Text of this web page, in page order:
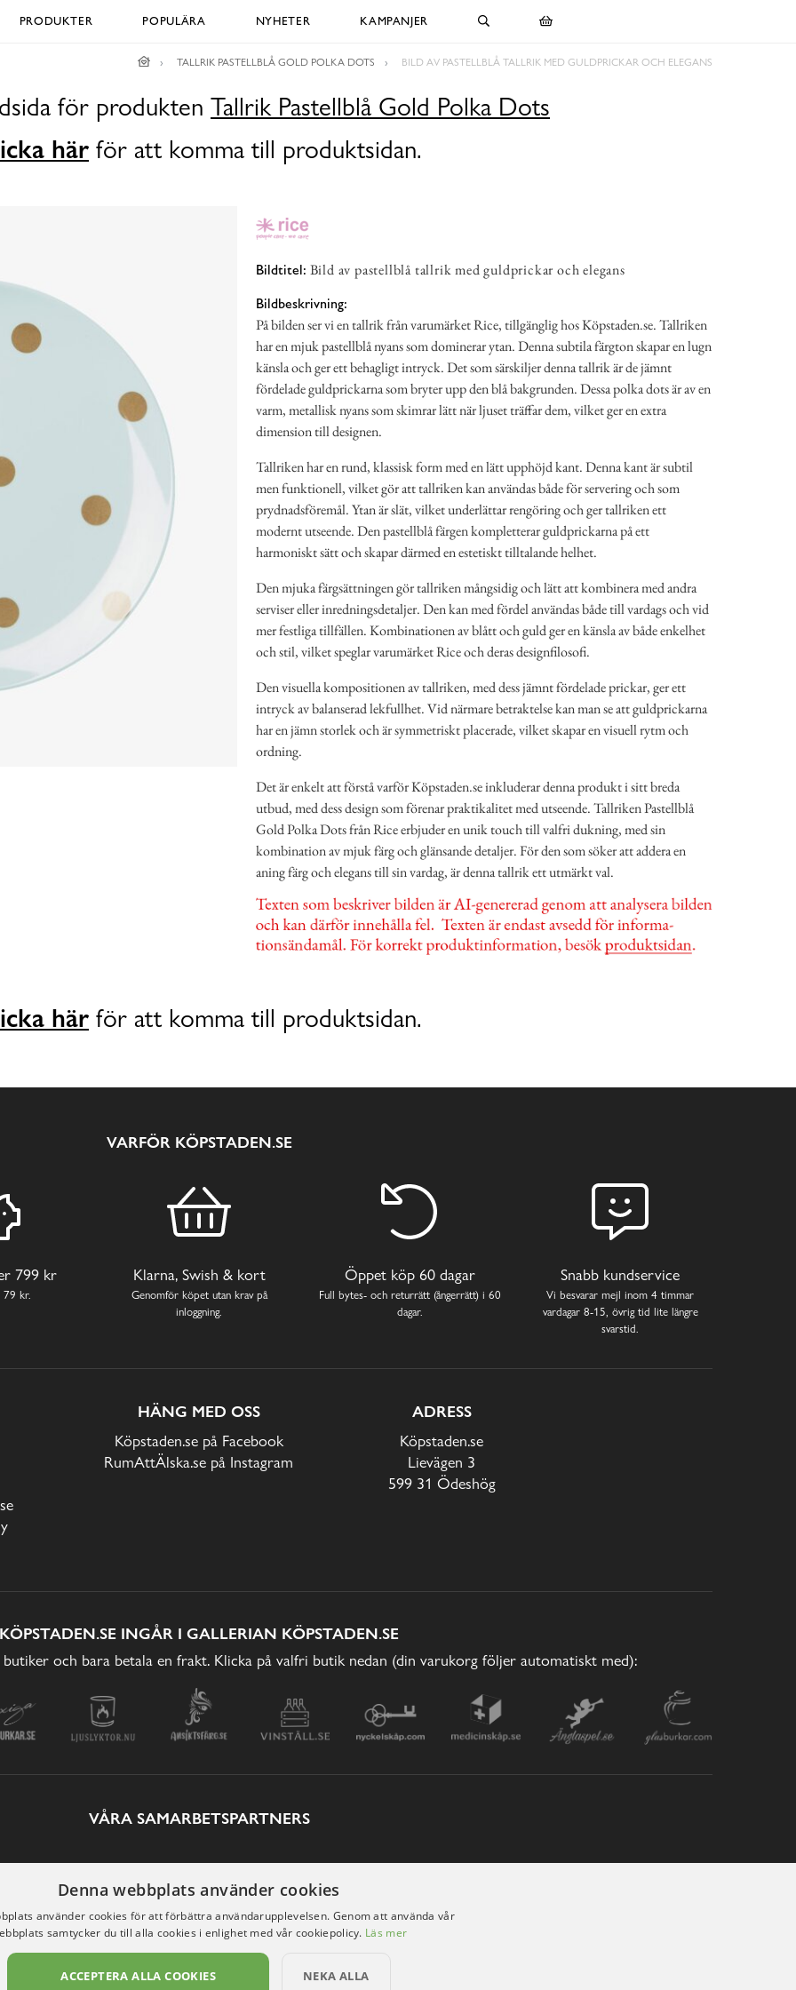
PRODUKTER POPULÄRA NYHETER KAMPANJER
TALLRIK PASTELLBLÅ GOLD POLKA DOTS BILD AV PASTELLBLÅ TALLRIK MED GULDPRICKAR OCH ELEGANS
för produkten Tallrik Pastellblå Gold Polka Dots
här för att komma till produktsidan.
Bildtitel: Bild av pastellblå tallrik med guldprickar och elegans
Bildbeskrivning:
På bilden ser vi en tallrik från varumärket Rice, tillgänglig hos Köpstaden.se. Tallriken
har en mjuk pastellblå nyans som dominerar ytan. Denna subtila färgton skapar en lugn
känsla och ger ett behagligt intryck. Det som särskiljer denna tallrik är de jämnt
fördelade guldprickarna som bryter upp den blå bakgrunden. Dessa polka dots är av en
varm, metallisk nyans som skimrar lätt när ljuset träffar dem, vilket ger en extra
dimension till designen.
Tallriken har en rund, klassisk form med en lätt upphöjd kant. Denna kant är subtil
men funktionell, vilket gör att tallriken kan användas både för servering och som
prydnadsföremål. Ytan är slät, vilket underlättar rengöring och ger tallriken ett
modernt utseende. Den pastellblå färgen kompletterar guldprickarna på ett
harmoniskt sätt och skapar därmed en estetiskt tilltalande helhet.
Den mjuka färgsättningen gör tallriken mångsidig och lätt att kombinera med andra
serviser eller inredningsdetaljer. Den kan med fördel användas både till vardags och vid
mer festliga tillfällen. Kombinationen av blått och guld ger en känsla av både enkelhet
och stil, vilket speglar varumärket Rice och deras designfilosofi.
Den visuella kompositionen av tallriken, med dess jämnt fördelade prickar, ger ett
intryck av balanserad lekfullhet. Vid närmare betraktelse kan man se att guldprickarna
har en jämn storlek och är symmetriskt placerade, vilket skapar en visuell rytm och
ordning.
Det är enkelt att förstå varför Köpstaden.se inkluderar denna produkt i sitt breda
utbud, med dess design som förenar praktikalitet med utseende. Tallriken Pastellblå
Gold Polka Dots från Rice erbjuder en unik touch till valfri dukning, med sin
kombination av mjuk färg och glänsande detaljer. För den som söker att addera en
aning färg och elegans till sin vardag, är denna tallrik ett utmärkt val.
här för att komma till produktsidan.
VARFÖR KÖPSTADEN.SE
799 kr
79 kr.
Klarna, Swish & kort
Genomför köpet utan krav på
inloggning.
Öppet köp 60 dagar
Full bytes- och returrätt (ångerrätt) i 60
dagar.
Snabb kundservice
Vi besvarar mejl inom 4 timmar
vardagar 8-15, övrig tid lite längre
svarstid.
HÄNG MED OSS
Köpstaden.se på Facebook
RumAttÄlska.se på Instagram
ADRESS
Köpstaden.se
Lievägen 3
599 31 Ödeshög
KÖPSTADEN.SE INGÅR I GALLERIAN KÖPSTADEN.SE
och bara betala en frakt. Klicka på valfri butik nedan (din varukorg följer automatiskt med):
VÅRA SAMARBETSPARTNERS
Denna webbplats använder cookies
använder cookies för att förbättra användarupplevelsen. Genom att använda vår
samtycker du till alla cookies i enlighet med vår cookiepolicy. Läs mer
ACCEPTERA ALLA COOKIES NEKA ALLA